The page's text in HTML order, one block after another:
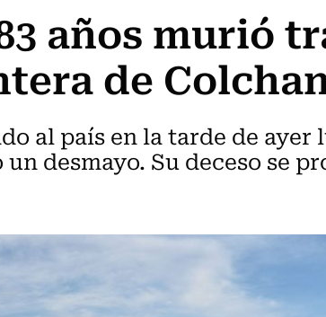
años murió
de
al país en la tarde de ayer
desmayo. Su deceso se